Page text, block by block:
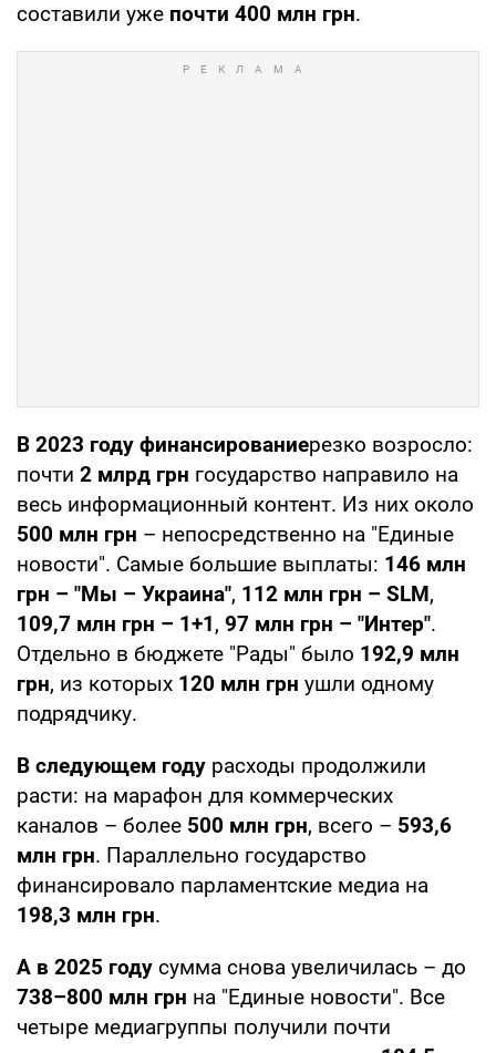
составили уже почти 400 млн грн.
В 2023 году финансированиерезко возросло:
почти 2 млрд грн государство направило на
весь информационный контент. Из них около
500 млн грн – непосредственно на "Единые
новости". Самые большие выплаты: 146 млн
грн – "Мы – Украина", 112 млн грн – SLM,
109,7 млн грн – 1+1, 97 млн грн – "Интер".
Отдельно в бюджете "Рады" было 192,9 млн
грн, из которых 120 млн грн ушли одному
подрядчику.
В следующем году расходы продолжили
расти: на марафон для коммерческих
каналов – более 500 млн грн, всего – 593,6
млн грн. Параллельно государство
финансировало парламентские медиа на
198,3 млн грн.
А в 2025 году сумма снова увеличилась – до
738–800 млн грн на "Единые новости". Все
четыре медиагруппы получили почти